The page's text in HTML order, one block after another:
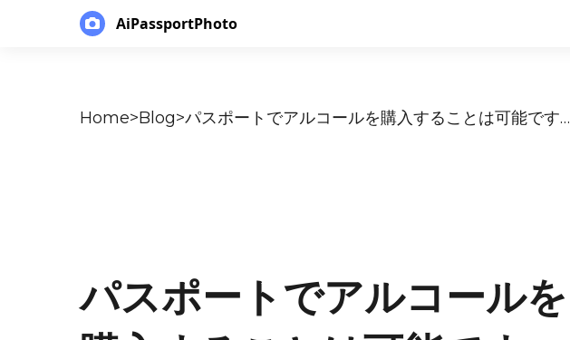
AiPassportPhoto
Home>Blog> パスポートでアルコールを購入することは可能ですか？
パスポートでアルコールを